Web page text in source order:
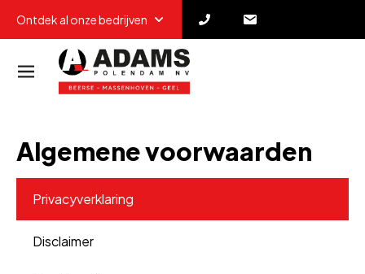
Ontdek al onze bedrijven
Algemene voorwaarden
Privacyverklaring
Disclaimer